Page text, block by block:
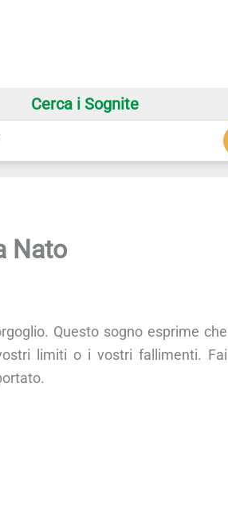
Cerca i Sognite
Nato
Questo sogno esprime che
limiti o i vostri fallimenti. Fai